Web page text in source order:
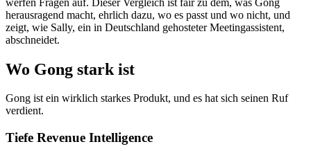
herausragend macht, ehrlich dazu, wo es passt und wo nicht, und
zeigt, wie Sally, ein in Deutschland gehosteter Meetingassistent,
abschneidet.
Wo Gong stark ist
Gong ist ein wirklich starkes Produkt, und es hat sich seinen Ruf
verdient.
Tiefe Revenue Intelligence